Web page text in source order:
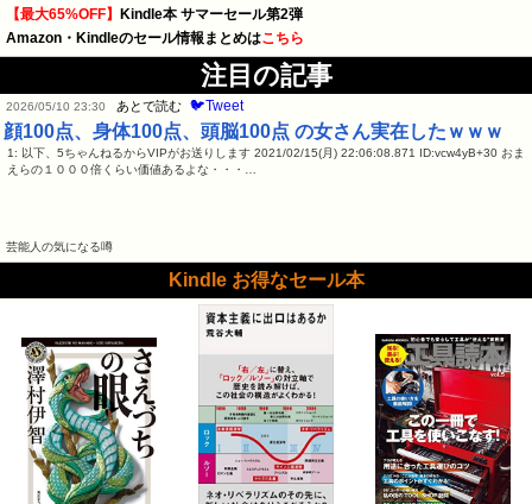
【最大65%OFF】
Kindle本 サマーセール第2弾
Amazon・Kindleのセール情報まとめはこちら
注目の記事
2026/05/10 23:30 あとで読む 🐦Tweet
顔100点、身体100点、頭脳100点 の女さん実在したｗｗｗ
1: 以下、5ちゃんねるからVIPがお送りします 2021/02/15(月) 22:06:08.871 ID:vcw4yB+30 おま
えらの１０００倍くらい価値あるよな・・・…
芸能人の気になる噂
Kindle お得なセール本